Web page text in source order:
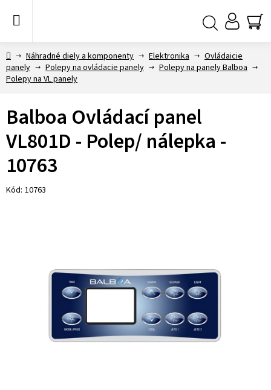
DomovNáhradné diely a komponenty Elektronika
Ovládaicie
panely
Polepy na ovládacie panely
Polepy na panely Balboa
Polepy na VL panely
Balboa Ovládací panel
VL801D - Polep/ nálepka -
10763
Kód: 10763